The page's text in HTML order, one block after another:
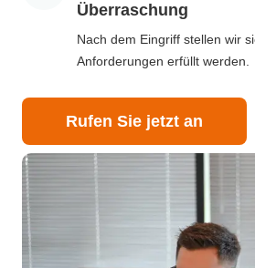
Überraschung
Nach dem Eingriff stellen wir
Anforderungen erfüllt werden.
Rufen Sie jetzt an